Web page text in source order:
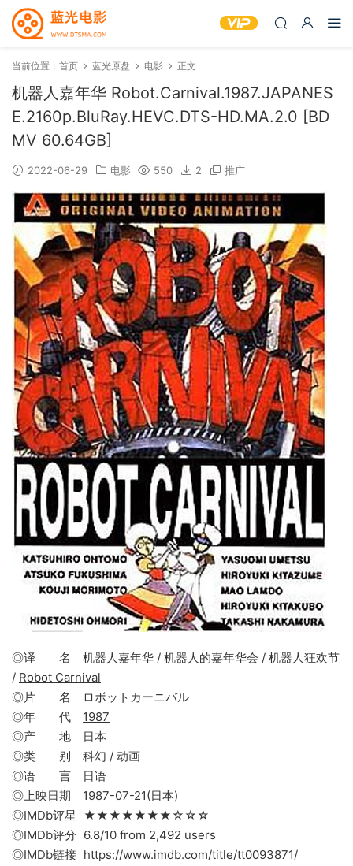
当前位置： 首页 蓝光原盘 电影 正文
机器人嘉年华 Robot.Carnival.1987.JAPANES
E.2160p.BluRay.HEVC.DTS-HD.MA.2.0 [BD
MV 60.64GB]
2022-06-29 电影 550 2 推广
◎译 名 机器人嘉年华 / 机器人的嘉年华会 / 机器人狂欢节
/ Robot Carnival
◎片 名 ロボットカーニバル
◎年 代 1987
◎产 地 日本
◎类 别 科幻 / 动画
◎语 言 日语
◎上映日期 1987-07-21(日本)
◎IMDb评星 ★★★★★★★☆☆☆
◎IMDb评分 6.8/10 from 2,492 users
◎IMDb链接 https://www.imdb.com/title/tt0093871/